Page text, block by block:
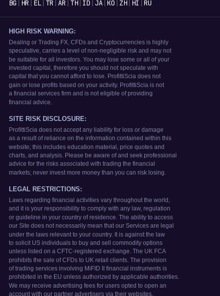
BG HR EL| TR AR TH| ID JA| KO ZH| HI RU